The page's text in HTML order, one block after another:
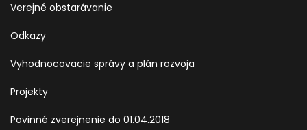
Verejné obstarávanie
Odkazy
Vyhodnocovacie správy a plán rozvoja
Projekty
Povinné zverejnenie do 01.04.2018